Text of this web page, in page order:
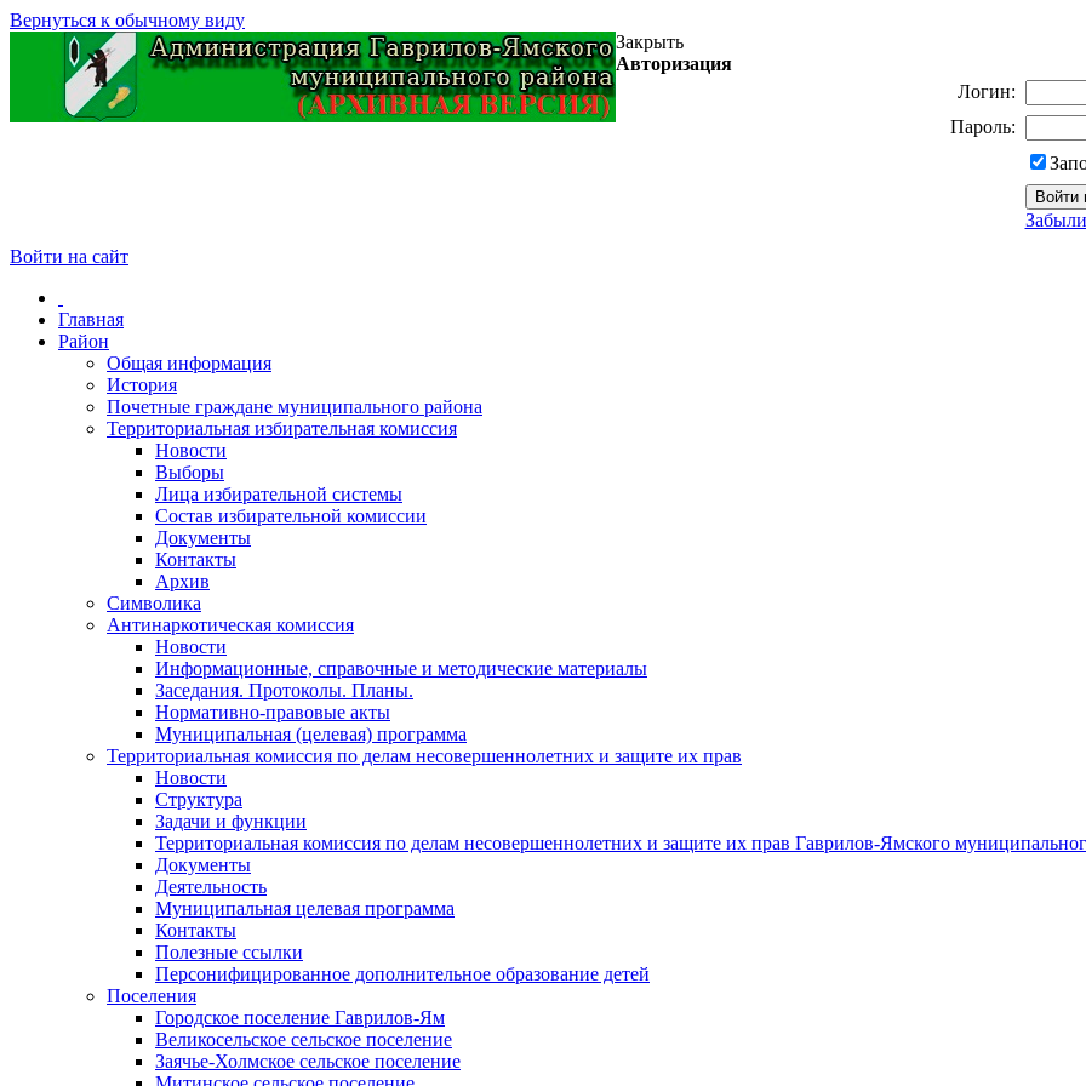
Вернуться к обычному виду
Закрыть
Авторизация
Логин:
Пароль:
Войти на сайт
Главная
Район
Общая информация
История
Почетные граждане муниципального района
Территориальная избирательная комиссия
Новости
Выборы
Лица избирательной системы
Состав избирательной комиссии
Документы
Контакты
Архив
Символика
Антинаркотическая комиссия
Новости
Информационные, справочные и методические материалы
Заседания. Протоколы. Планы.
Нормативно-правовые акты
Муниципальная (целевая) программа
Территориальная комиссия по делам несовершеннолетних и защите их прав
Новости
Структура
Задачи и функции
Территориальная комиссия по делам несовершеннолетних и защите их прав Гаврилов-Ямского
Документы
Деятельность
Муниципальная целевая программа
Контакты
Полезные ссылки
Персонифицированное дополнительное образование детей
Поселения
Городское поселение Гаврилов-Ям
Великосельское сельское поселение
Заячье-Холмское сельское поселение